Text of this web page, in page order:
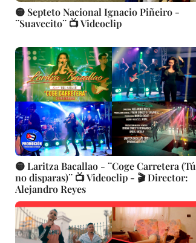
🟡 Septeto Nacional Ignacio Piñeiro -
¨Suavecito¨ 📺 Videoclip
🟡 Laritza Bacallao - ¨Coge Carretera (Tú
no disparas)¨ 📺 Videoclip - 🎬 Director:
Alejandro Reyes